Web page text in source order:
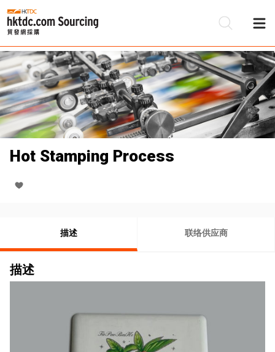
Hot Stamping Process
描述 联络供应商
描述